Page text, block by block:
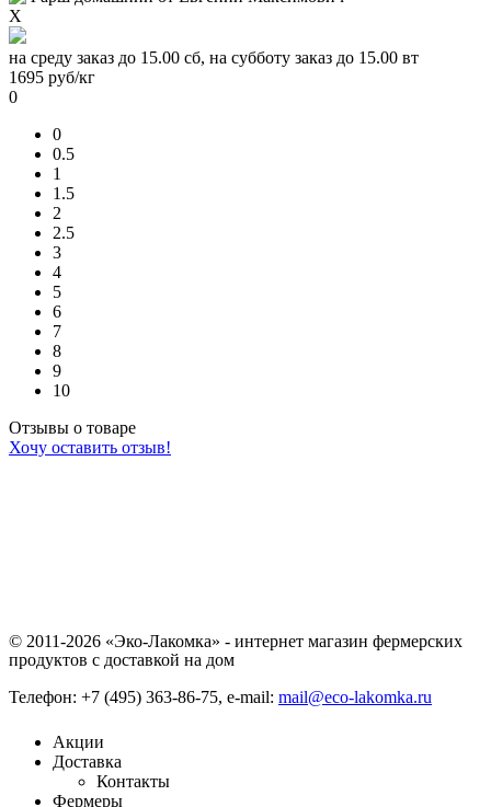
X
на среду заказ до 15.00 сб, на субботу заказ до 15.00 вт
1695 руб/кг
0
0
0.5
1
1.5
2
2.5
3
4
5
6
7
8
9
10
Отзывы о товаре
Хочу оставить отзыв!
© 2011-2026 «Эко-Лакомка» - интернет магазин фермерских
продуктов с доставкой на дом
Телефон: +7 (495) 363-86-75, e-mail: mail@eco-lakomka.ru
Акции
Доставка
Контакты
Фермеры